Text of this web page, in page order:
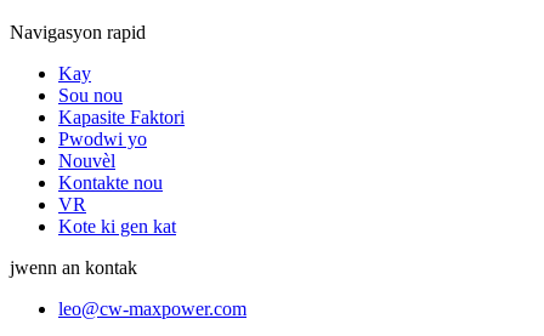
Navigasyon rapid
Kay
Sou nou
Kapasite Faktori
Pwodwi yo
Nouvèl
Kontakte nou
VR
Kote ki gen kat
jwenn an kontak
leo@cw-maxpower.com